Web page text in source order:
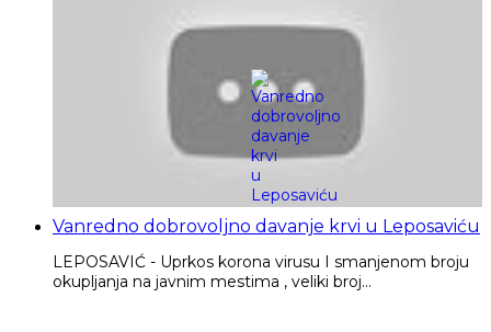
Vanredno dobrovoljno davanje krvi u Leposaviću
LEPOSAVIĆ - Uprkos korona virusu I smanjenom broju
okupljanja na javnim mestima , veliki broj...